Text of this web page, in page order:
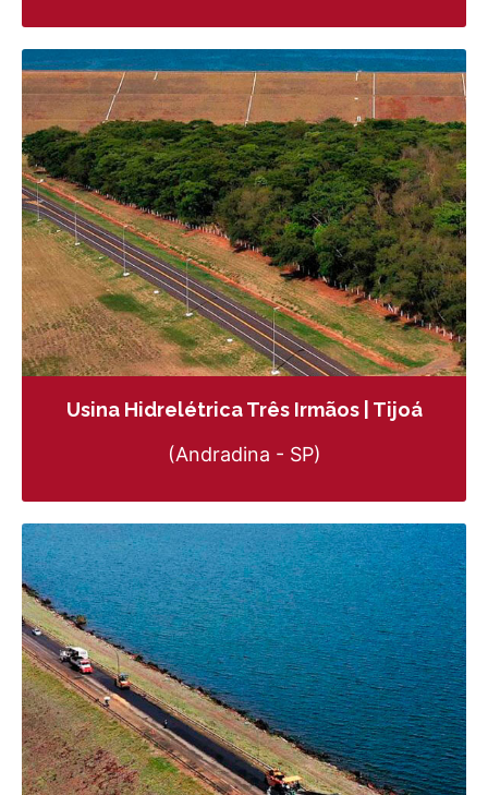
Usina Hidrelétrica Três Irmãos | Tijoá
(Andradina - SP)